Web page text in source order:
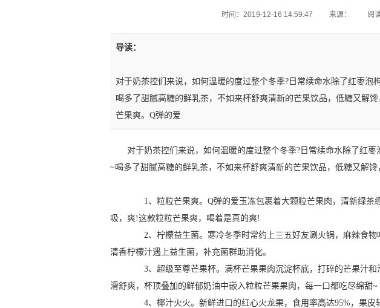
时间：2019-12-16 14:59:47 来源： 阅
导读：
对于奶茶控们来说，如何温暖的度过整个冬季?日常续命水除了红枣泡
喝多了甜腻高糖的鲜乳茶，不如来杯舒爽清新的芒果饮品，低糖又
芒果爽。Q弹的爱
对于奶茶控们来说，如何温暖的度过整个冬季?日常续命水除了红
~喝多了甜腻高糖的鲜乳茶，不如来杯舒爽清新的芒果饮品，低糖又解
1、粒粒芒果爽。Q弹的爱玉冻包裹着大颗粒芒果肉，清新绿茶
吸，爽!这款粒粒芒果爽，喝着是真的爽!
2、柠檬益生菌。寒冷冬季时常约上三五好友涮火锅，麻辣食物
清香柠檬汁遇上益生菌，补充菌群助消化。
3、超级至尊芒果杯。满杯芒果果肉沉淀杯底，打碎的芒果汁和
滑舒爽，杯顶叠加的鲜郁奶油中嵌入粒粒芒果果肉，每一口都吃尽绵甜~
4、椰汁火火。新鲜进口的红心火龙果，食用率高达95%，果皮